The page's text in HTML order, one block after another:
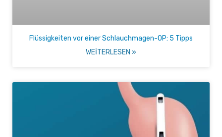
Flüssigkeiten vor einer Schlauchmagen-OP: 5 Tipps
WEITERLESEN »